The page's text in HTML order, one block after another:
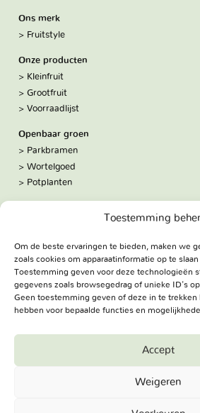
Toestemming
Om de beste ervaringen te bieden, maken we
zoals cookies om apparaatinformatie op te
Toestemming geven voor deze technologieën
gegevens zoals browsegedrag of unieke ID's
Geen toestemming geven of deze in te trekken
hebben voor bepaalde functies en
Accept
Weigeren
Ons merk
Fruitstyle
Onze producten
Kleinfruit
Grootfruit
Voorraadlijst
Openbaar groen
Parkbramen
Wortelgoed
Potplanten
Volg ons:
Facebook
Bezoekadres
Haringweg 3A
2975 LB Ottoland
Reserved.